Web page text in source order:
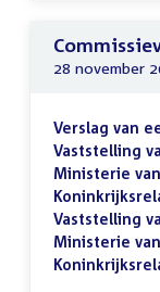
28 november
Verslag van
Vaststelling
Ministerie
Vaststelling
Ministerie